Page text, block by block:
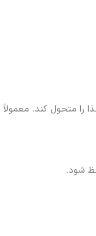
را متحول کند.
شود.